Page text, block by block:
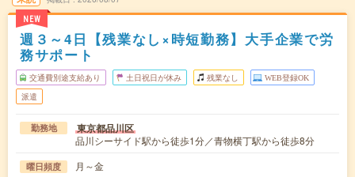
NEW
週３～4日【残業なし×時短勤務】大手企業で労
務サポート
交通費別途支給あり 土日祝日が休み 残業なし WEB登録OK
派遣
勤務地 東京都品川区
品川シーサイド駅から徒歩1分／青物横丁駅から徒歩8分
曜日頻度 月～金